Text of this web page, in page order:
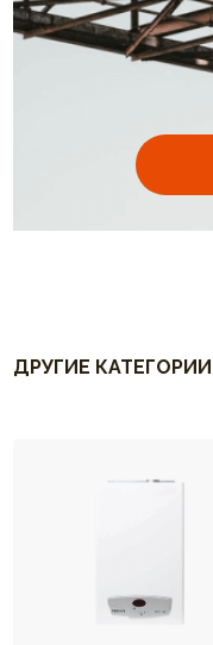
ДРУГИЕ КАТЕГОРИИ